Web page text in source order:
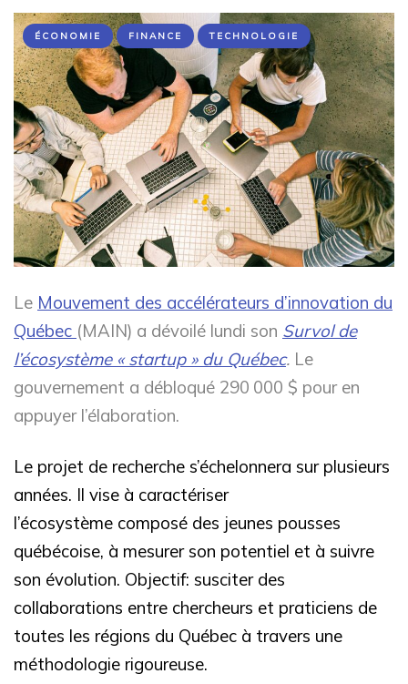
ÉCONOMIE FINANCE TECHNOLOGIE
Le Mouvement des accélérateurs d’innovation du
Québec (MAIN) a dévoilé lundi son Survol de
l’écosystème « startup » du Québec. Le
gouvernement a débloqué 290 000 $ pour en
appuyer l’élaboration.
Le projet de recherche s’échelonnera sur plusieurs
années. Il vise à caractériser
l’écosystème composé des jeunes pousses
québécoise, à mesurer son potentiel et à suivre
son évolution. Objectif: susciter des
collaborations entre chercheurs et praticiens de
toutes les régions du Québec à travers une
méthodologie rigoureuse.